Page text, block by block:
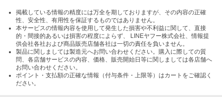
掲載している情報の精度には万全を期しておりますが、その内容の正確
性、安全性、有用性を保証するものではありません。
本サービスの情報内容を使用して発生した損害や不利益に関して、直接
的・間接的あるいは損害の程度によらず、 LINEヤフー株式会社、情報提
供会社各社および商品販売店舗各社は一切の責任を負いません。
製品に関しましては製造元へお問い合わせください。購入に際しての質
問、各店舗サービスの内容、価格、販売開始日等に関しましては各店舗へ
お問い合わせください。
ポイント・支払額の正確な情報（付与条件・上限等）はカートをご確認く
ださい。